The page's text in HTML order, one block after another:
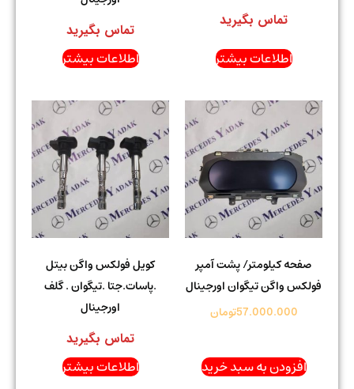
تماس بگیرید
اطلاعات بیشتر
تماس بگیرید
اطلاعات بیشتر
صفحه کیلومتر/ پشت آمپر
فولکس واگن تیگوان اورجینال
57.000.000تومان
افزودن به سبد خرید
کویل فولکس واگن بیتل
.پاسات.جتا .تیگوان . گلف
اورجینال
تماس بگیرید
اطلاعات بیشتر